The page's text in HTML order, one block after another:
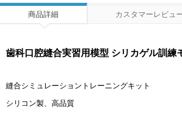
商品詳細 カスタマーレビュ
歯科口腔縫合実習用模型 シリカゲル訓練
縫合シミュレーショントレーニングキット
シリコン製、高品質